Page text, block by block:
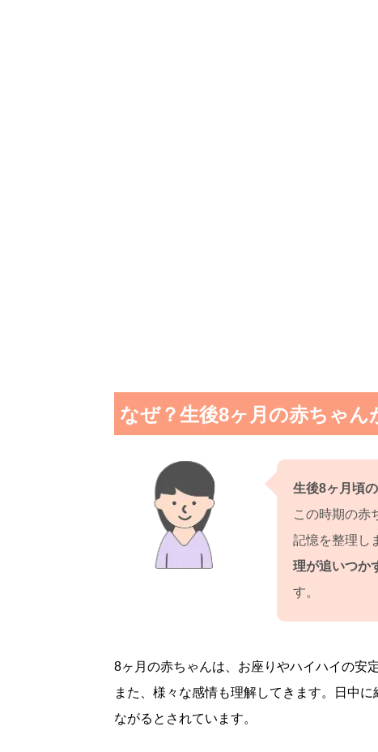
なぜ？生後8ヶ月の赤ちゃ
生後8ヶ月頃
この時期の赤
記憶を整理し
理が追いつか
す。
8ヶ月の赤ちゃんは、お座りやハイハイの安
また、様々な感情も理解してきます。日中に
ながるとされています。